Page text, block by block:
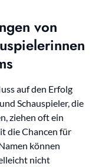
von
auf den Erfolg
Schauspieler, die
ziehen oft ein
die Chancen für
können
nicht